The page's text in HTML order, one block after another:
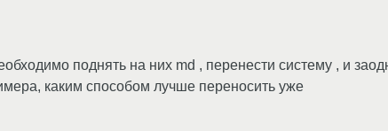
поднять на них md , перенести систему , и
каким способом лучше переносить уже